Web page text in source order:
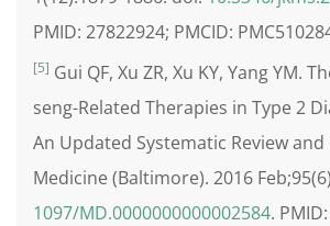
PMID: 27822924; PMCID:
[5] Gui QF, Xu ZR, Xu KY, Yang YM.
seng-Related Therapies in Type 2
An Updated Systematic Review and
Medicine (Baltimore). 2016
1097/MD.0000000000002584.